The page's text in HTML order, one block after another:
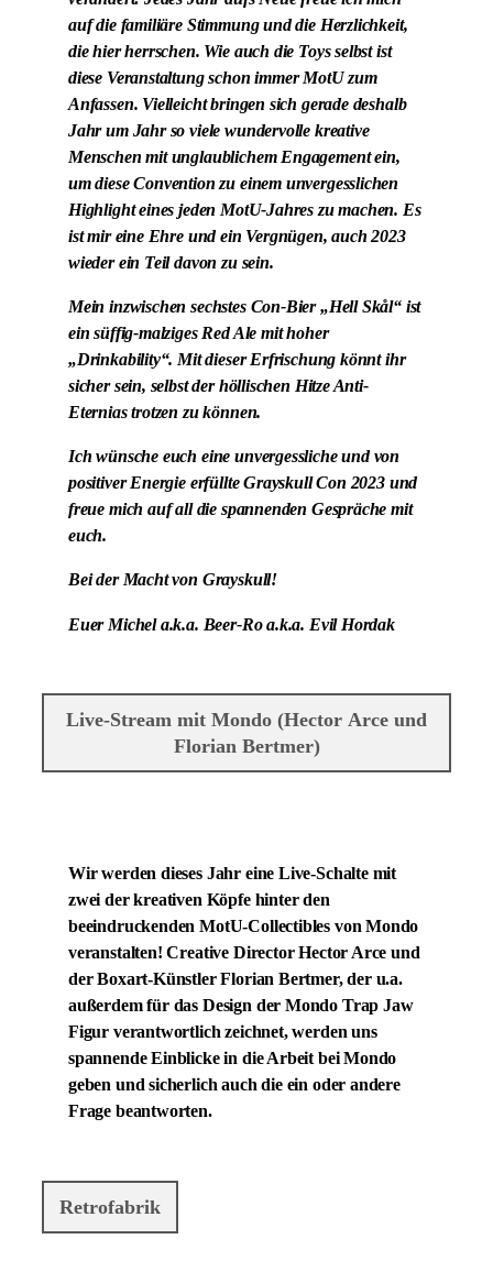
auf die familiäre Stimmung und die Herzlichkeit,
die hier herrschen. Wie auch die Toys selbst ist
diese Veranstaltung schon immer MotU zum
Anfassen. Vielleicht bringen sich gerade deshalb
Jahr um Jahr so viele wundervolle kreative
Menschen mit unglaublichem Engagement ein,
um diese Convention zu einem unvergesslichen
Highlight eines jeden MotU-Jahres zu machen. Es
ist mir eine Ehre und ein Vergnügen, auch 2023
wieder ein Teil davon zu sein.
Mein inzwischen sechstes Con-Bier „Hell Skål“ ist
ein süffig-malziges Red Ale mit hoher
„Drinkability“. Mit dieser Erfrischung könnt ihr
sicher sein, selbst der höllischen Hitze Anti-
Eternias trotzen zu können.
Ich wünsche euch eine unvergessliche und von
positiver Energie erfüllte Grayskull Con 2023 und
freue mich auf all die spannenden Gespräche mit
euch.
Bei der Macht von Grayskull!
Euer Michel a.k.a. Beer-Ro a.k.a. Evil Hordak
Live-Stream mit Mondo (Hector Arce und
Florian Bertmer)
Wir werden dieses Jahr eine Live-Schalte mit
zwei der kreativen Köpfe hinter den
beeindruckenden MotU-Collectibles von Mondo
veranstalten! Creative Director Hector Arce und
der Boxart-Künstler Florian Bertmer, der u.a.
außerdem für das Design der Mondo Trap Jaw
Figur verantwortlich zeichnet, werden uns
spannende Einblicke in die Arbeit bei Mondo
geben und sicherlich auch die ein oder andere
Frage beantworten.
Retrofabrik